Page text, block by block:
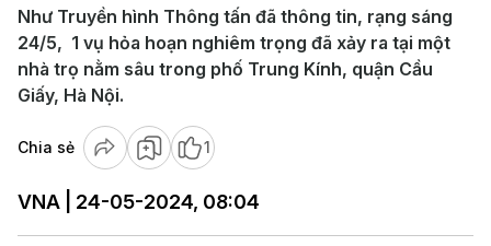
Như Truyền hình Thông tấn đã thông tin, rạng sáng
24/5, 1 vụ hỏa hoạn nghiêm trọng đã xảy ra tại một
nhà trọ nằm sâu trong phố Trung Kính, quận Cầu
Giấy, Hà Nội.
Chia sẻ 1
VNA | 24-05-2024, 08:04